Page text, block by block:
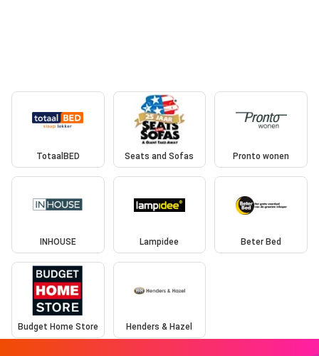
TotaalBED Seats and Sofas Pronto wonen
INHOUSE Lampidee Beter Bed
Budget Home Store Henders & Hazel